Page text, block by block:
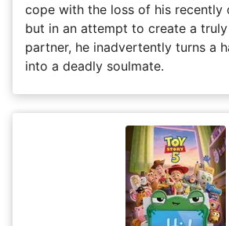
cope with the loss of his recently
but in an attempt to create a
partner, he inadvertently turns a
into a deadly soulmate.